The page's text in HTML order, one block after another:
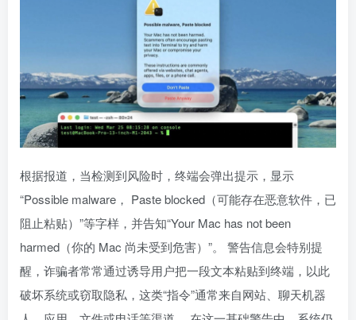
根据报道，当检测到风险时，终端会弹出提示，显示
“Possible malware， Paste blocked（可能存在恶意软件，已
阻止粘贴）”等字样，并告知“Your Mac has not been
harmed（你的 Mac 尚未受到危害）”。 警告信息会特别提
醒，诈骗者常常通过诱导用户把一段文本粘贴到终端，以此
破坏系统或窃取隐私，这类“指令”通常来自网站、聊天机器